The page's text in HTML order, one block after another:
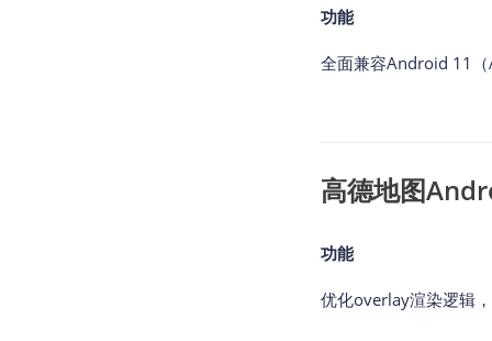
功能
全面兼容Android 11
高德地图
功能
优化overlay渲染逻辑